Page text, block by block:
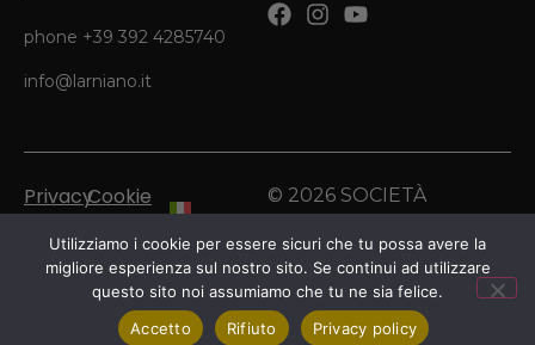
phone +39 392 4285740
info@larniano.it
© 2026 SOCIETÀ
All Rights Reserved.
PrivacyCookie
English
Utilizziamo i cookie per essere sicuri che tu possa avere la
migliore esperienza sul nostro sito. Se continui ad utilizzare
questo sito noi assumiamo che tu ne sia felice.
Accetto
Rifiuto Privacy policy